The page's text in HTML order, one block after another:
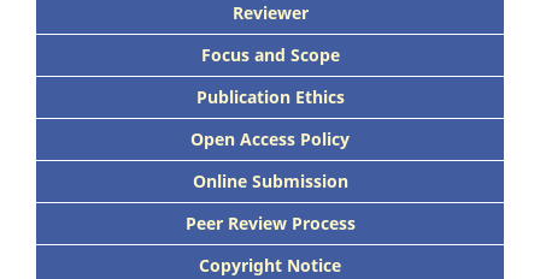
Reviewer
Focus and Scope
Publication Ethics
Open Access Policy
Online Submission
Peer Review Process
Copyright Notice